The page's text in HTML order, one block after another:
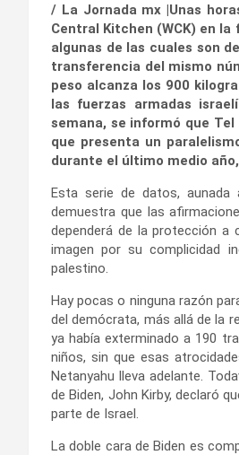
/ La Jornada mx |Unas
Central Kitchen (WCK) en
algunas de las cuales son
transferencia del mismo
peso alcanza los 900
las fuerzas armadas
semana, se informó que
que presenta un
durante el último medio
Esta serie de datos, aunada
demuestra que las
dependerá de la protección a
imagen por su complicidad
palestino.
Hay pocas o ninguna razón
del demócrata, más allá de la
ya había exterminado a 190
niños, sin que esas
Netanyahu lleva adelante.
de Biden, John Kirby, declaró
parte de Israel.
La doble cara de Biden es